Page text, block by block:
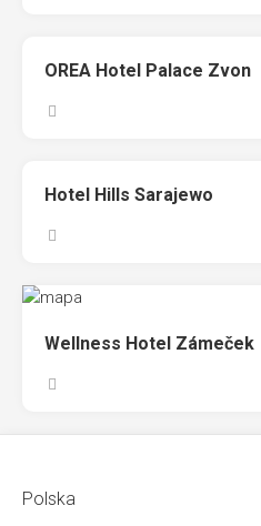
OREA Hotel Palace Zvon
Hotel Hills Sarajewo
Wellness Hotel Zámeček
Polska